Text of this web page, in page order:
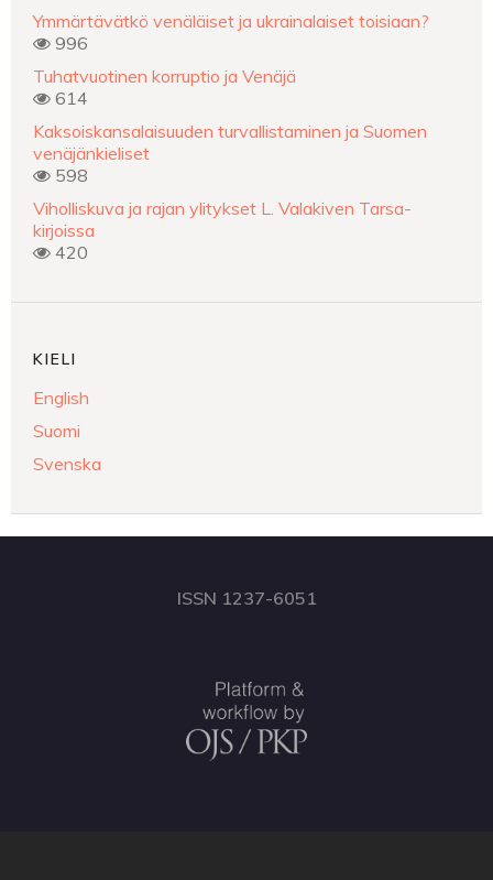
Ymmärtävätkö venäläiset ja ukrainalaiset toisiaan?
996
Tuhatvuotinen korruptio ja Venäjä
614
Kaksoiskansalaisuuden turvallistaminen ja Suomen
venäjänkieliset
598
Viholliskuva ja rajan ylitykset L. Valakiven Tarsa-
kirjoissa
420
KIELI
English
Suomi
Svenska
ISSN 1237-6051